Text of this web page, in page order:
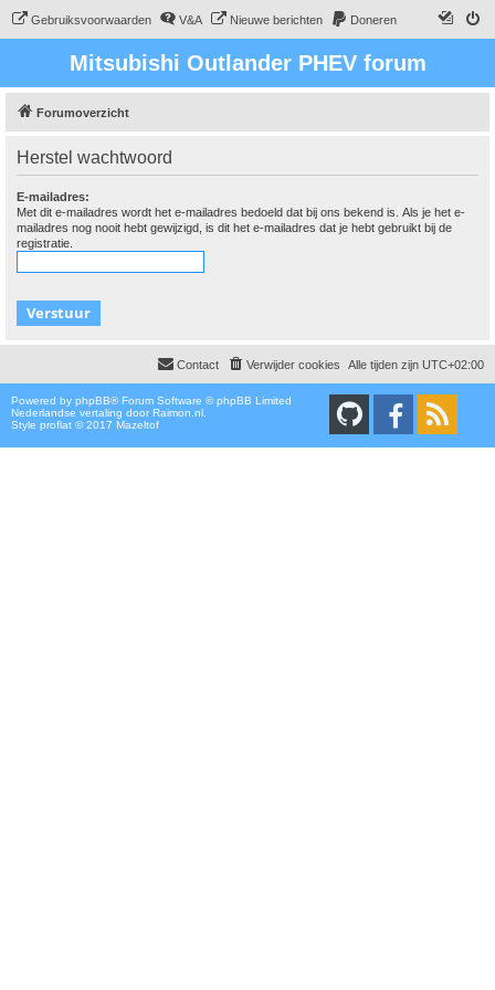
Gebruiksvoorwaarden V&A Nieuwe berichten Doneren
Mitsubishi Outlander PHEV forum
Forumoverzicht
Herstel wachtwoord
E-mailadres:
Met dit e-mailadres wordt het e-mailadres bedoeld dat bij ons bekend is. Als je het e-
mailadres nog nooit hebt gewijzigd, is dit het e-mailadres dat je hebt gebruikt bij de
registratie.
Alle tijden zijn UTC+02:00
Verwijder cookies
Contact
Powered by phpBB® Forum Software © phpBB Limited
Nederlandse vertaling door Raimon.nl
Style proflat © 2017 Mazeltof